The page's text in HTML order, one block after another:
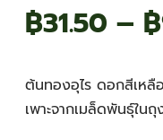
฿31.50 – ฿
ต้นทองอุไร ดอกสีเหลื
เพาะจากเมล็ดพันธุ์ใ